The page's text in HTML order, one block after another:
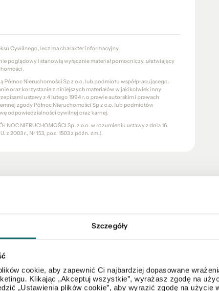
Szczegóły
cookie, aby zapewnić Ci najbardziej dopasowane
Klikając „Akceptuj wszystkie”, wyrażasz zgodę na
„Ustawienia plików cookie”, aby wyrazić zgodę na użycie
Cywilnego, lecz ma charakter informacyjny.
poglądowy i stanowią wyłącznie materiał pomocniczy, ułatwiający
Północ Nieruchomości Sp z o.o. lub podmiotu współpracującego.
oraz korzystanie z niniejszych materiałów w jakikolwiek inny
ustawy z 4 lutego 1994 r. o prawie autorskim i prawach
zgody Północ Nieruchomości Sp z o.o. lub podmiotów
odpowiedzialności cywilnej oraz karnej.
NIERUCHOMOŚCI Sp. z o.o. w rozumieniu ustawy z dnia 16
2003 r., Nr 153, poz. 1503 z późn. zm.).